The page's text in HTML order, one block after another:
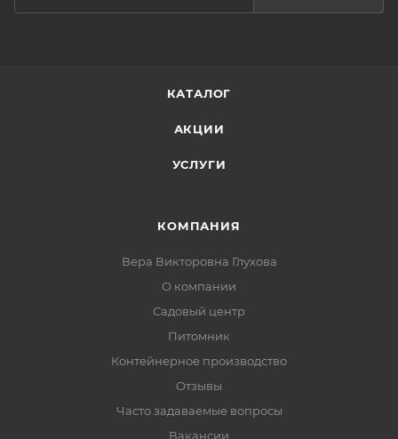
КАТАЛОГ
АКЦИИ
УСЛУГИ
КОМПАНИЯ
Вера Викторовна Глухова
О компании
Садовый центр
Питомник
Контейнерное производство
Отзывы
Часто задаваемые вопросы
Вакансии